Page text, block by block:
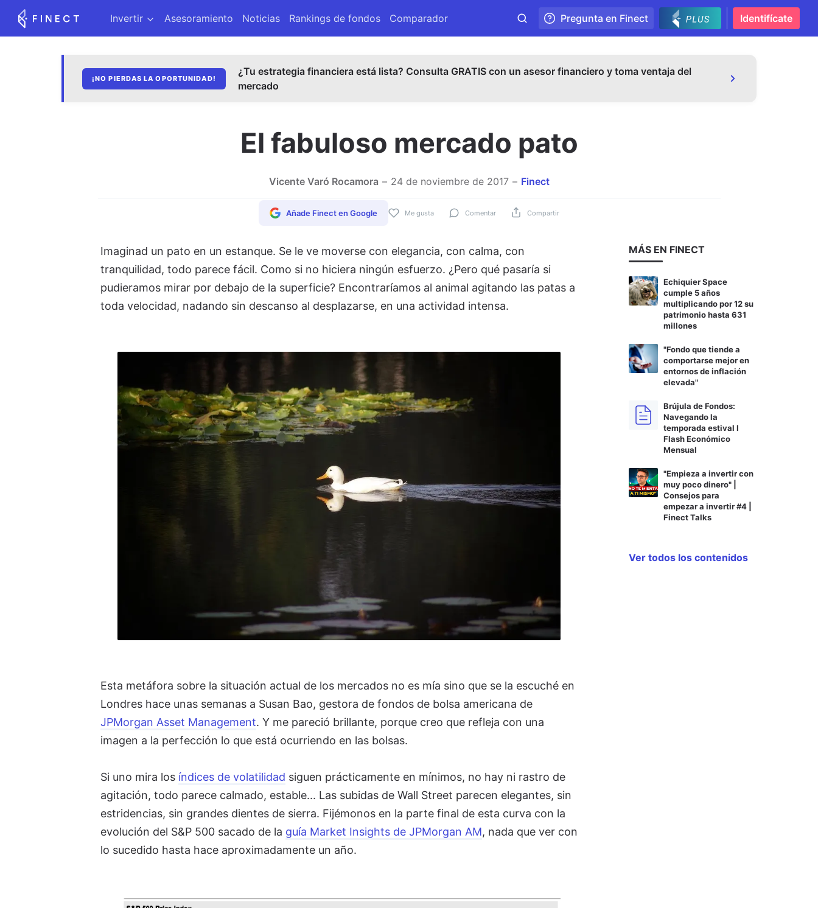
Invertir Asesoramiento Noticias Rankings de fondos Comparador Pregunta en Finect Identifícate
¡NO PIERDAS LA OPORTUNIDAD!
¿Tu estrategia financiera está lista? Consulta GRATIS con un asesor financiero y toma ventaja del
mercado
El fabuloso mercado pato
Vicente Varó Rocamora 24 de noviembre de 2017 Finect
Me gusta Comentar Compartir
Añade Finect en Google
Imaginad un pato en un estanque. Se le ve moverse con elegancia, con calma, con
tranquilidad, todo parece fácil. Como si no hiciera ningún esfuerzo. ¿Pero qué pasaría si
pudieramos mirar por debajo de la superficie? Encontraríamos al animal agitando las patas a
toda velocidad, nadando sin descanso al desplazarse, en una actividad intensa.
Esta metáfora sobre la situación actual de los mercados no es mía sino que se la escuché en
Londres hace unas semanas a Susan Bao, gestora de fondos de bolsa americana de
JPMorgan Asset Management. Y me pareció brillante, porque creo que refleja con una
imagen a la perfección lo que está ocurriendo en las bolsas.
Si uno mira los índices de volatilidad siguen prácticamente en mínimos, no hay ni rastro de
agitación, todo parece calmado, estable... Las subidas de Wall Street parecen elegantes, sin
estridencias, sin grandes dientes de sierra. Fijémonos en la parte final de esta curva con la
evolución del S&P 500 sacado de la guía Market Insights de JPMorgan AM, nada que ver con
lo sucedido hasta hace aproximadamente un año.
MÁS EN FINECT
Echiquier Space
cumple 5 años
multiplicando por 12 su
patrimonio hasta 631
millones
"Fondo que tiende a
comportarse mejor en
entornos de inflación
elevada"
Brújula de Fondos:
Navegando la
temporada estival I
Flash Económico
Mensual
"Empieza a invertir con
muy poco dinero" |
Consejos para
empezar a invertir #4 |
Finect Talks
Ver todos los contenidos